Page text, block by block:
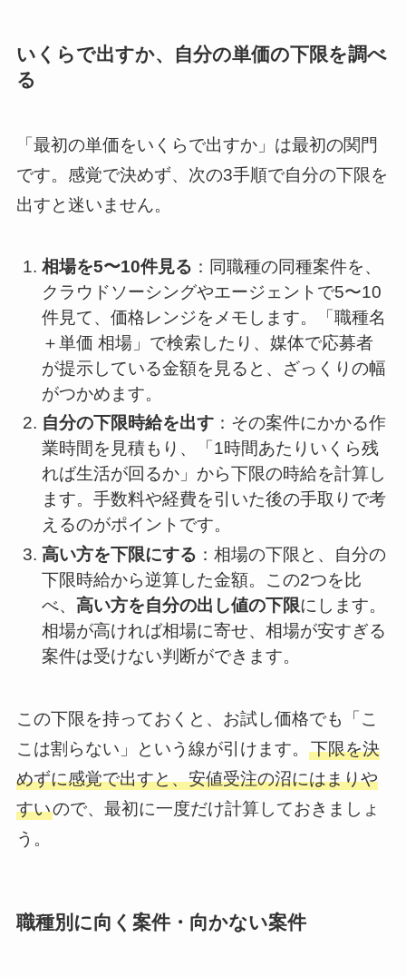
いくらで出すか、自分の単価の下限を調べ
る
「最初の単価をいくらで出すか」は最初の関門
です。感覚で決めず、次の3手順で自分の下限を
出すと迷いません。
相場を5〜10件見る ：同職種の同種案件を、
クラウドソーシングやエージェントで5〜10
件見て、価格レンジをメモします。「職種名
＋単価 相場」で検索したり、媒体で応募者
が提示している金額を見ると、ざっくりの幅
がつかめます。
自分の下限時給を出す ：その案件にかかる作
業時間を見積もり、「1時間あたりいくら残
れば生活が回るか」から下限の時給を計算し
ます。手数料や経費を引いた後の手取りで考
えるのがポイントです。
高い方を下限にする ：相場の下限と、自分の
下限時給から逆算した金額。この2つを比
べ、高い方を自分の出し値の下限にします。
相場が高ければ相場に寄せ、相場が安すぎる
案件は受けない判断ができます。
この下限を持っておくと、お試し価格でも「こ
こは割らない」という線が引けます。 下限を決
めずに感覚で出すと、安値受注の沼にはまりや
すいので、最初に一度だけ計算しておきましょ
う。
職種別に向く案件・向かない案件